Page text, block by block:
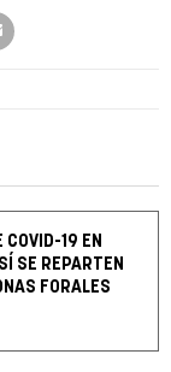
COVID-19 EN
SE REPARTEN
FORALES